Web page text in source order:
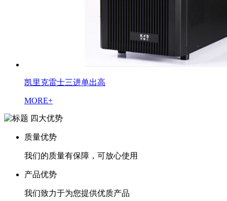
凯里克雷士三进单出高
MORE+
四大优势
质量优势
我们的质量有保障，可放心使用
产品优势
我们致力于为您提供优质产品